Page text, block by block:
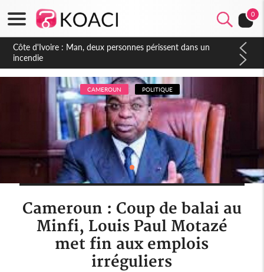
0
Côte d'Ivoire : Séileu, la célébration de la fête nationale
transformée en vaste campagne contre les produits
dépigmentants dangereux
CAMEROUN POLITIQUE
Cameroun : Coup de balai au
Minfi, Louis Paul Motazé
met fin aux emplois
irréguliers